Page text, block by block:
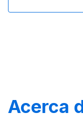
Acerca